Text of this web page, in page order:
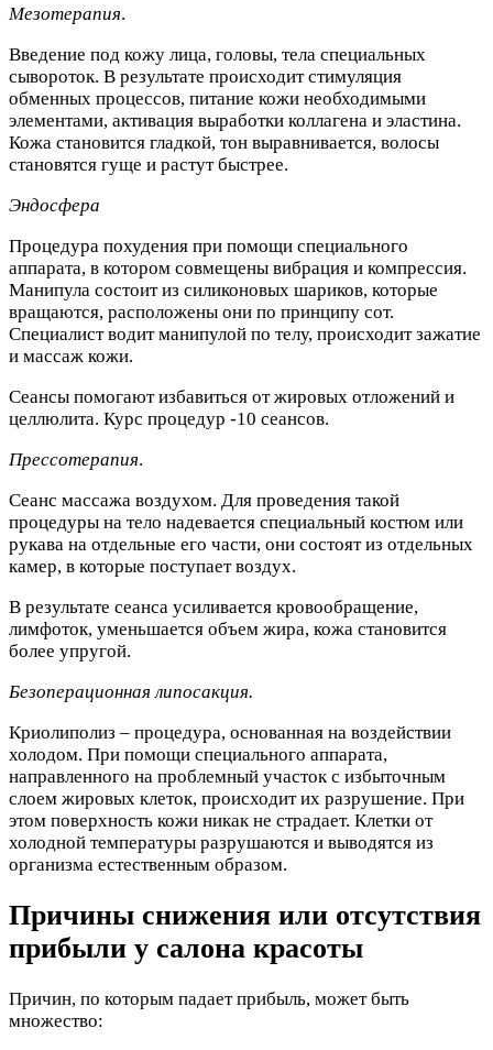
Мезотерапия.
Введение под кожу лица, головы, тела специальных
сывороток. В результате происходит стимуляция
обменных процессов, питание кожи необходимыми
элементами, активация выработки коллагена и эластина.
Кожа становится гладкой, тон выравнивается, волосы
становятся гуще и растут быстрее.
Эндосфера
Процедура похудения при помощи специального
аппарата, в котором совмещены вибрация и компрессия.
Манипула состоит из силиконовых шариков, которые
вращаются, расположены они по принципу сот.
Специалист водит манипулой по телу, происходит зажатие
и массаж кожи.
Сеансы помогают избавиться от жировых отложений и
целлюлита. Курс процедур -10 сеансов.
Прессотерапия.
Сеанс массажа воздухом. Для проведения такой
процедуры на тело надевается специальный костюм или
рукава на отдельные его части, они состоят из отдельных
камер, в которые поступает воздух.
В результате сеанса усиливается кровообращение,
лимфоток, уменьшается объем жира, кожа становится
более упругой.
Безоперационная липосакция.
Криолиполиз – процедура, основанная на воздействии
холодом. При помощи специального аппарата,
направленного на проблемный участок с избыточным
слоем жировых клеток, происходит их разрушение. При
этом поверхность кожи никак не страдает. Клетки от
холодной температуры разрушаются и выводятся из
организма естественным образом.
Причины снижения или отсутствия
прибыли у салона красоты
Причин, по которым падает прибыль, может быть
множество: